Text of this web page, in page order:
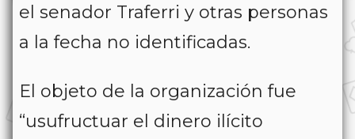
el senador Traferri y otras personas
a la fecha no identificadas.
El objeto de la organización fue
“usufructuar el dinero ilícito